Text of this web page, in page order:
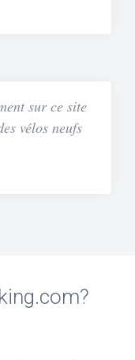
sur ce site
vélos neufs